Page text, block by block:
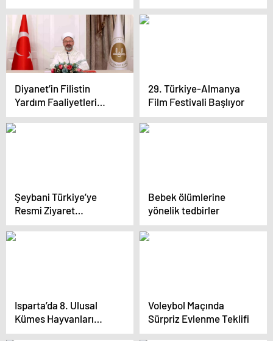
Yönetiminde İstişare
Kültürünü Vurguladı
Diyanet’in Filistin
Yardım Faaliyetleri
Artıyor
29. Türkiye-Almanya
Film Festivali Başlıyor
Şeybani Türkiye’ye
Resmi Ziyaret
Gerçekleştiriyor
Bebek ölümlerine
yönelik tedbirler
Isparta’da 8. Ulusal
Kümes Hayvanları
Gösterisi Düzenlendi
Voleybol Maçında
Sürpriz Evlenme Teklifi